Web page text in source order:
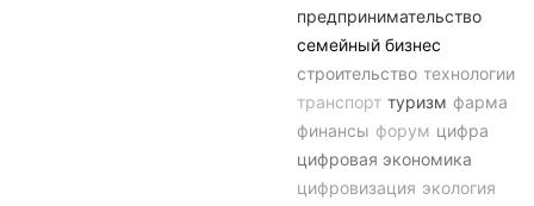
предпринимательство
семейный бизнес
строительство технологии
транспорт туризм фарма
финансы форум цифра
цифровая экономика
цифровизация экология